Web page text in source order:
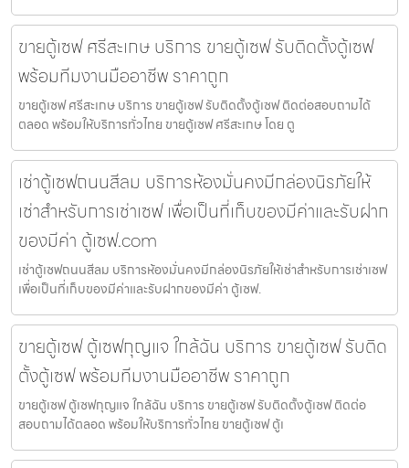
ขายตู้เซฟ ศรีสะเกษ บริการ ขายตู้เซฟ รับติดตั้งตู้เซฟ
พร้อมทีมงานมืออาชีพ ราคาถูก
ขายตู้เซฟ ศรีสะเกษ บริการ ขายตู้เซฟ รับติดตั้งตู้เซฟ ติดต่อสอบถามได้
ตลอด พร้อมให้บริการทั่วไทย ขายตู้เซฟ ศรีสะเกษ โดย ตู
เช่าตู้เซฟถนนสีลม บริการห้องมั่นคงมีกล่องนิรภัยให้
เช่าสำหรับการเช่าเซฟ เพื่อเป็นที่เก็บของมีค่าและรับฝาก
ของมีค่า ตู้เซฟ.com
เช่าตู้เซฟถนนสีลม บริการห้องมั่นคงมีกล่องนิรภัยให้เช่าสำหรับการเช่าเซฟ
เพื่อเป็นที่เก็บของมีค่าและรับฝากของมีค่า ตู้เซฟ.
ขายตู้เซฟ ตู้เซฟกุญแจ ใกล้ฉัน บริการ ขายตู้เซฟ รับติด
ตั้งตู้เซฟ พร้อมทีมงานมืออาชีพ ราคาถูก
ขายตู้เซฟ ตู้เซฟกุญแจ ใกล้ฉัน บริการ ขายตู้เซฟ รับติดตั้งตู้เซฟ ติดต่อ
สอบถามได้ตลอด พร้อมให้บริการทั่วไทย ขายตู้เซฟ ตู้เ